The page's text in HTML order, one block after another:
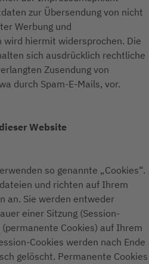
zur Übersendung von nicht
Werbung und
hiermit widersprochen. Die
sich ausdrücklich rechtliche
Zusendung von
durch Spam-E-Mails, vor.
Website
so genannte „Cookies“.
und richten auf Ihrem
an. Sie werden entweder
einer Sitzung (Session-
Cookies) auf Ihrem
Cookies werden nach Ende
gelöscht. Permanente Cookies